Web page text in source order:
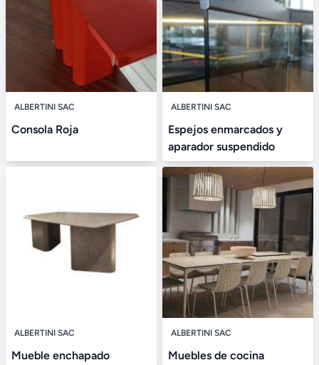
ALBERTINI SAC
Consola Roja
ALBERTINI SAC
Espejos enmarcados y
aparador suspendido
ALBERTINI SAC
Mueble enchapado
ALBERTINI SAC
Muebles de cocina